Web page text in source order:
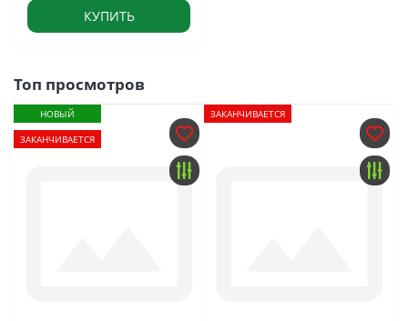
КУПИТЬ
Топ просмотров
НОВЫЙ
ЗАКАНЧИВАЕТСЯ
ЗАКАНЧИВАЕТСЯ